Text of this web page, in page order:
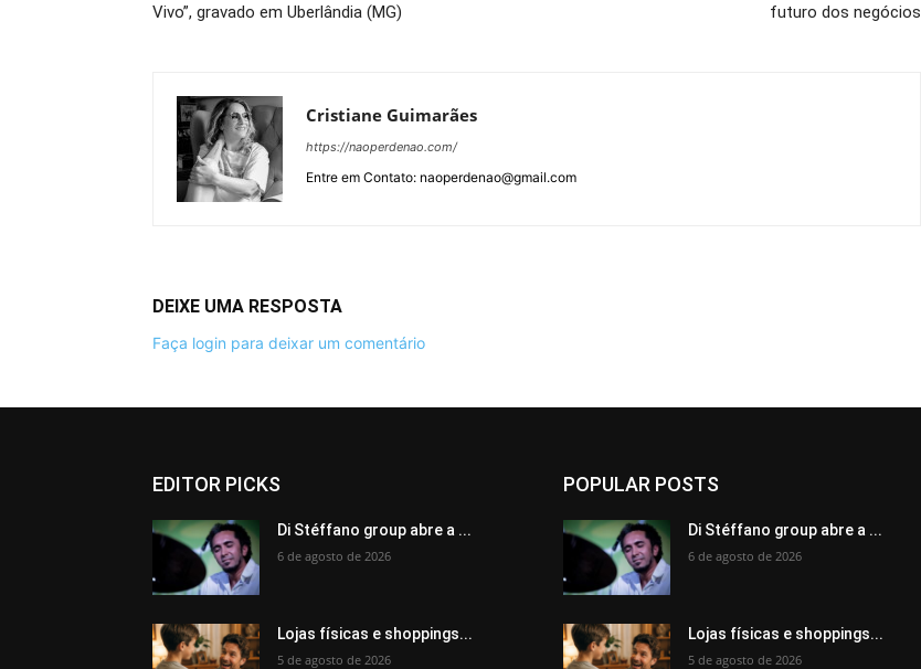
Vivo”, gravado em Uberlândia (MG)
futuro dos negócios
Cristiane Guimarães
https://naoperdenao.com/
Entre em Contato: naoperdenao@gmail.com
DEIXE UMA RESPOSTA
Faça login para deixar um comentário
EDITOR PICKS
Di Stéffano group abre a ...
6 de agosto de 2026
Lojas físicas e shoppings...
5 de agosto de 2026
POPULAR POSTS
Di Stéffano group abre a ...
6 de agosto de 2026
Lojas físicas e shoppings...
5 de agosto de 2026